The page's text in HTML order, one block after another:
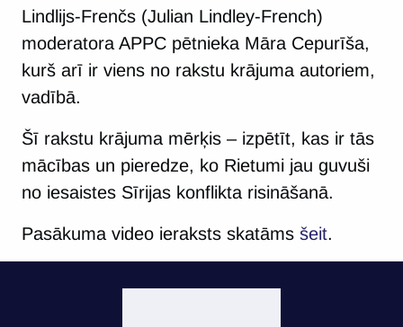
Lindlijs-Frenčs (Julian Lindley-French)
moderatora APPC pētnieka Māra Cepurīša,
kurš arī ir viens no rakstu krājuma autoriem,
vadībā.
Šī rakstu krājuma mērķis – izpētīt, kas ir tās
mācības un pieredze, ko Rietumi jau guvuši
no iesaistes Sīrijas konflikta risināšanā.
Pasākuma video ieraksts skatāms šeit.